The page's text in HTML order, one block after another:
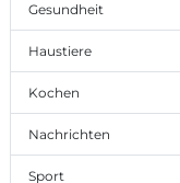
Gesundheit
Haustiere
Kochen
Nachrichten
Sport